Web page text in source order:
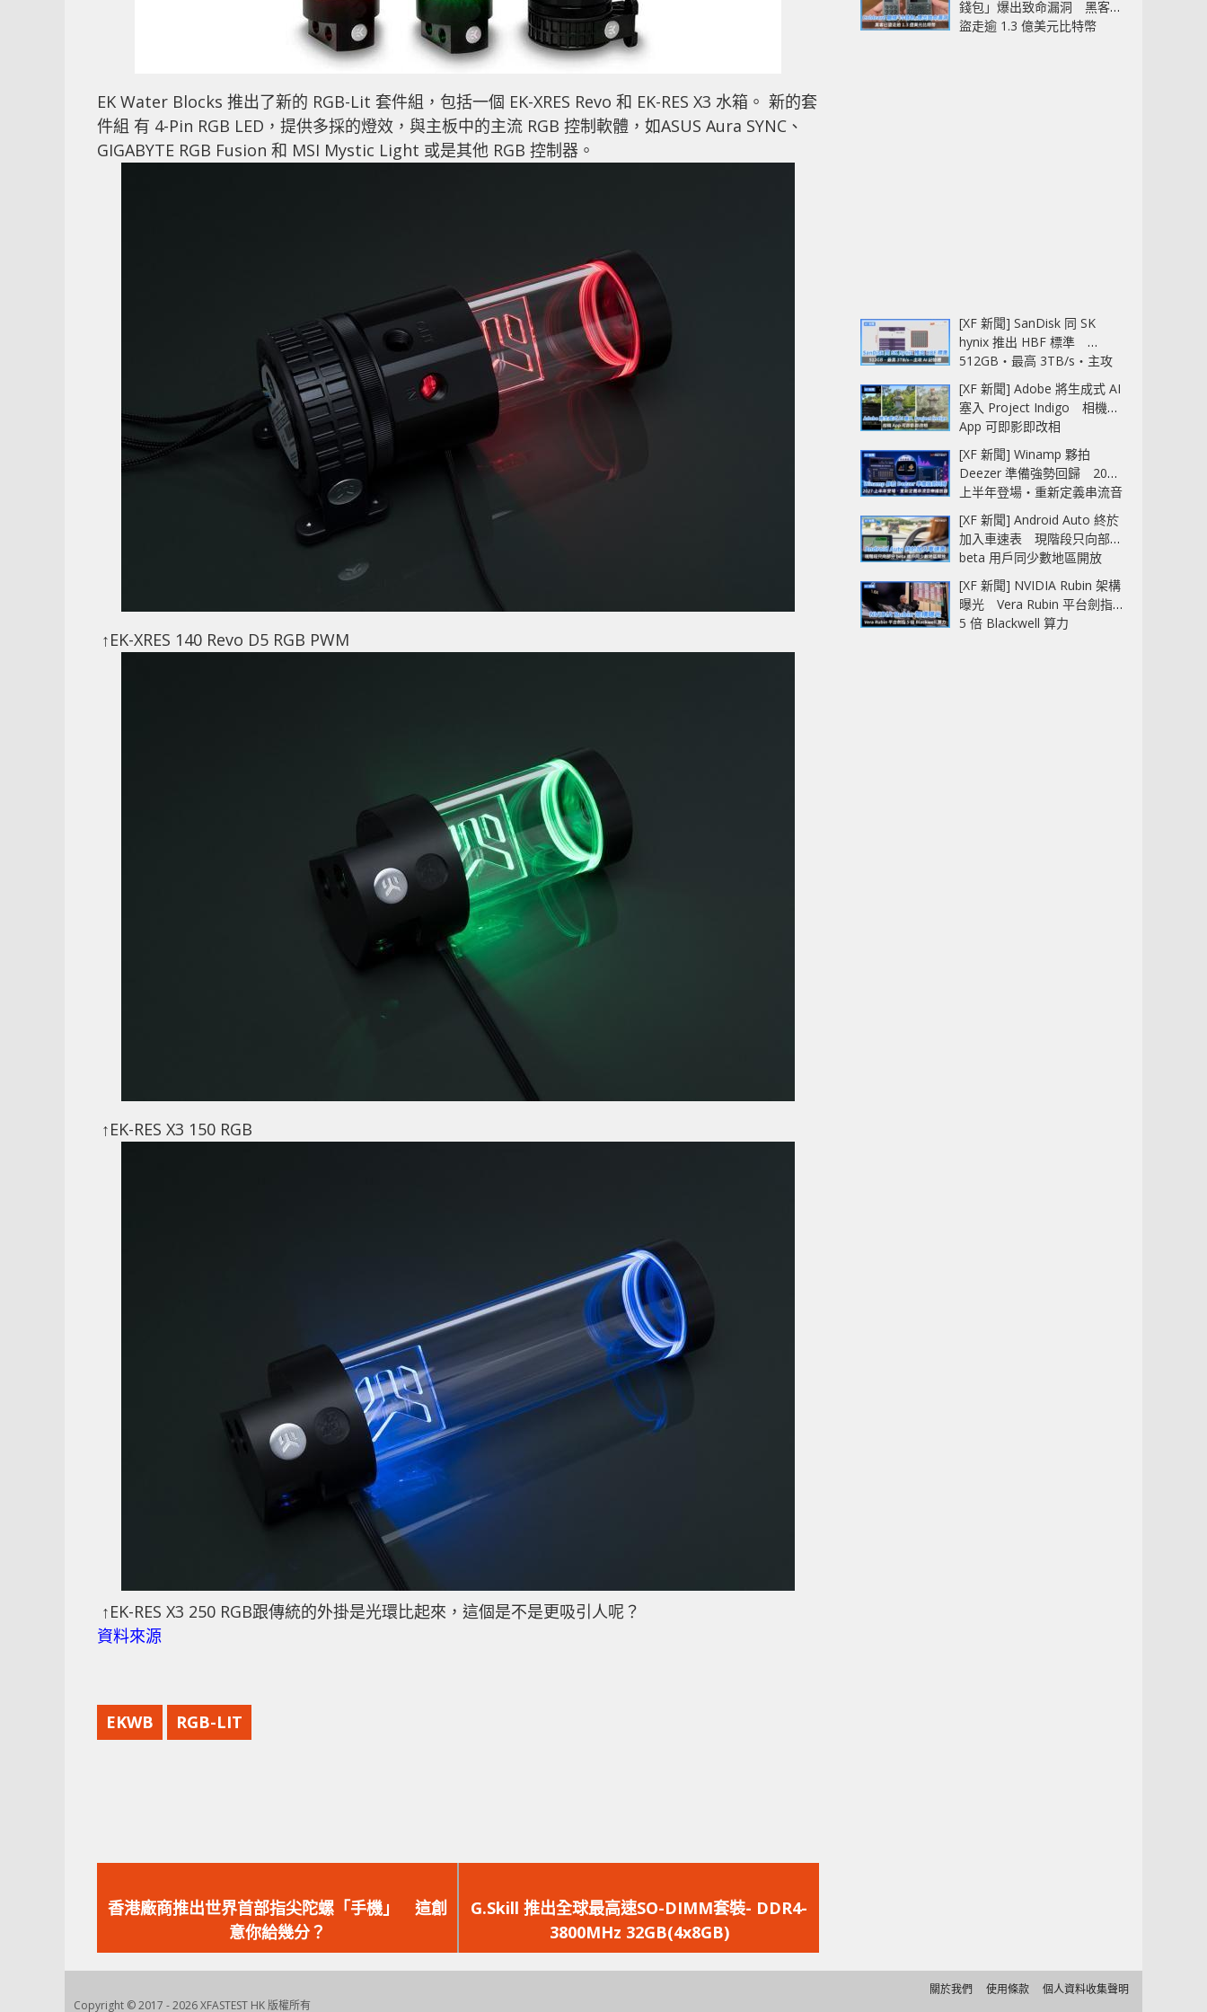
EK Water Blocks 推出了新的 RGB-Lit 套件組，包括一個 EK-XRES Revo 和 EK-RES X3 水箱。 新的套
件組 有 4-Pin RGB LED，提供多採的燈效，與主板中的主流 RGB 控制軟體，如ASUS Aura SYNC、
GIGABYTE RGB Fusion 和 MSI Mystic Light 或是其他 RGB 控制器。
↑EK-XRES 140 Revo D5 RGB PWM
↑EK-RES X3 150 RGB
↑EK-RES X3 250 RGB跟傳統的外掛是光環比起來，這個是不是更吸引人呢？
資料來源
EKWB RGB-LIT
一
篇
文
香港廠商推出世界首部指尖陀螺「手機」 這創
意你給幾分？
一
篇
文
G.Skill 推出全球最高速SO-DIMM套裝- DDR4-
3800MHz 32GB(4x8GB)
錢包」爆出致命漏洞 黑客已
盜走逾 1.3 億美元比特幣
[XF 新聞] SanDisk 同 SK
hynix 推出 HBF 標準
512GB‧最高 3TB/s‧主攻
AI 記憶體
[XF 新聞] Adobe 將生成式 AI
塞入 Project Indigo 相機
App 可即影即改相
[XF 新聞] Winamp 夥拍
Deezer 準備強勢回歸 2027
上半年登場‧重新定義串流音
樂播放器
[XF 新聞] Android Auto 終於
加入車速表 現階段只向部分
beta 用戶同少數地區開放
[XF 新聞] NVIDIA Rubin 架構
曝光 Vera Rubin 平台劍指
5 倍 Blackwell 算力
Copyright © 2017 - 2026 XFASTEST HK 版權所有
關於我們 使用條款 個人資料收集聲明